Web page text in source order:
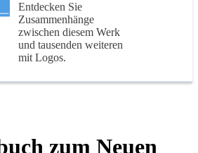
Entdecken Sie
Zusammenhänge
zwischen diesem Werk
und tausenden weiteren
mit Logos.
zum Neuen